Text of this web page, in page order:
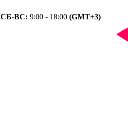
СБ-ВС: 9:00 - 18:00 (GMT+3)